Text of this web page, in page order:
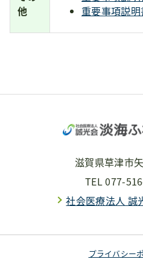
他
重要事項説明
滋賀県草津市
TEL077-
社会医療法人 誠
プライバシー